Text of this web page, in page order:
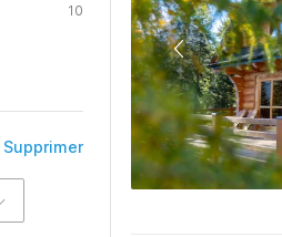
10
Supprimer